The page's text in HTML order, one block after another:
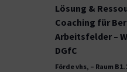
Lösung &
Coaching für
Arbeitsfelder –
DGfC
Förde vhs, – Raum